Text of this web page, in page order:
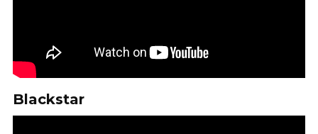
Blackstar